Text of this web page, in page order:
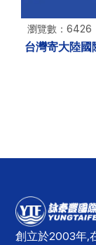
瀏覽數：6426
台灣寄大陸國
創立於2003年,